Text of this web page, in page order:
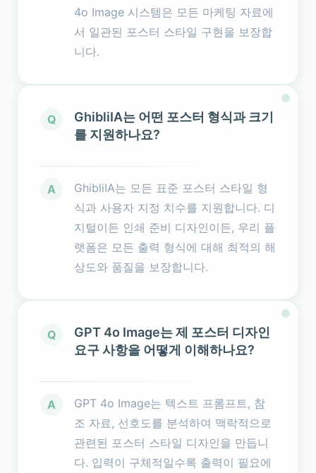
4o Image 시스템은 모든 마케팅 자료에
서 일관된 포스터 스타일 구현을 보장합
니다.
Q
GhibliIA는 어떤 포스터 형식과 크기
를 지원하나요?
A
GhibliIA는 모든 표준 포스터 스타일 형
식과 사용자 지정 치수를 지원합니다. 디
지털이든 인쇄 준비 디자인이든, 우리 플
랫폼은 모든 출력 형식에 대해 최적의 해
상도와 품질을 보장합니다.
Q
GPT 4o Image는 제 포스터 디자인
요구 사항을 어떻게 이해하나요?
A
GPT 4o Image는 텍스트 프롬프트, 참
조 자료, 선호도를 분석하여 맥락적으로
관련된 포스터 스타일 디자인을 만듭니
다. 입력이 구체적일수록 출력이 필요에